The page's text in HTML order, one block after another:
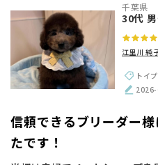
【BreederFamiliesへ】
今回お世話になった
違う「誠実さ」を感じました
ーさんの想いや飼育環境とい
している姿勢に、命を扱う責任
おかげで、江里川さんのような
千葉県
30代
江里川 純
トイ
信頼できるブリーダー
たです！